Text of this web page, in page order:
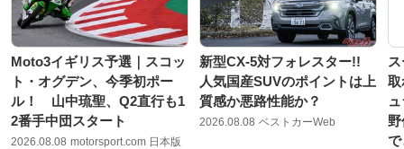
Moto3イギリス予選｜スコッ
ト・オグデン、今季初ポー
ル！ 山中琉聖、Q2直行も1
2番手中団スタート
2026.08.08 motorsport.com 日本版
新型CX-5対フォレスター!!
人気国産SUVのポイントは上
質感か悪路性能か？
2026.08.08 ベストカーWeb
で